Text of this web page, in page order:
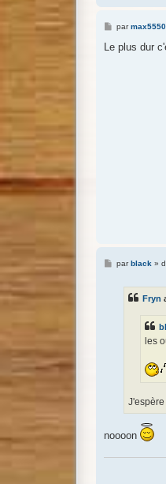
M
s
par
Le plus dur
Mparblack »
Fryn
les
noooon